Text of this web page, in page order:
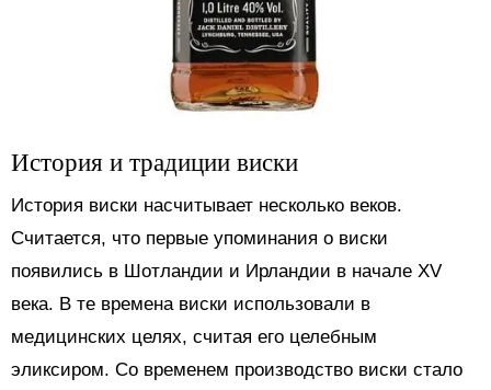
История и традиции виски
История виски насчитывает несколько веков.
Считается, что первые упоминания о виски
появились в Шотландии и Ирландии в начале XV
века. В те времена виски использовали в
медицинских целях, считая его целебным
эликсиром. Со временем производство виски стало